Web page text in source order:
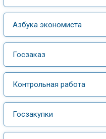
Азбука экономиста
Госзаказ
Контрольная работа
Госзакупки